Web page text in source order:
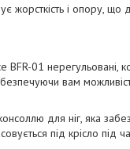
жорсткість і опору,
BFR-01 нерегульовані,
вам
для ніг, яка
під крісло